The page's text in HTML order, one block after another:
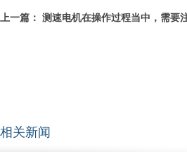
上一篇： 测速电机在操作过程当中，需要
相关新闻